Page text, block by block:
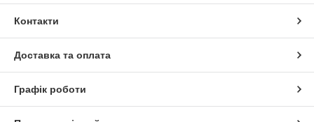
Контакти
Доставка та оплата
Графік роботи